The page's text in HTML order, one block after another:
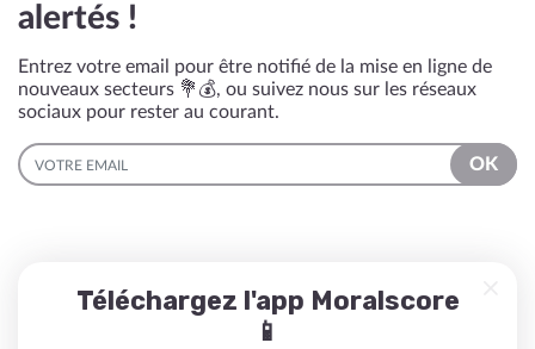
alertés !
Entrez votre email pour être notifié de la mise en ligne de
nouveaux secteurs 💐💰, ou suivez nous sur les réseaux
sociaux pour rester au courant.
EMAIL
OK
Téléchargez l'app Moralscore
📱